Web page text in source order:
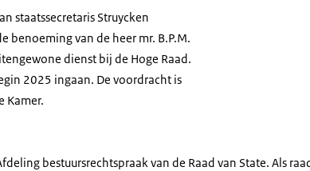
staatssecretaris Struycken
benoeming van de heer mr. B.P.M.
dienst bij de Hoge Raad.
2025 ingaan. De voordracht is
Kamer.
bestuursrechtspraak van de Raad van State. Als